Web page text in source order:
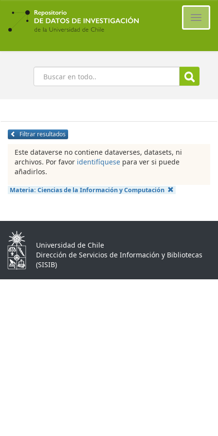
Ir
contenido
principal
Buscar
Filtrar resultados
Este dataverse no contiene dataverses, datasets, ni
archivos. Por favor identifíquese para ver si puede
añadirlos.
Materia: Ciencias de la Información y Computación
Universidad de Chile
Dirección de Servicios de Información y Bibliotecas
(SISIB)